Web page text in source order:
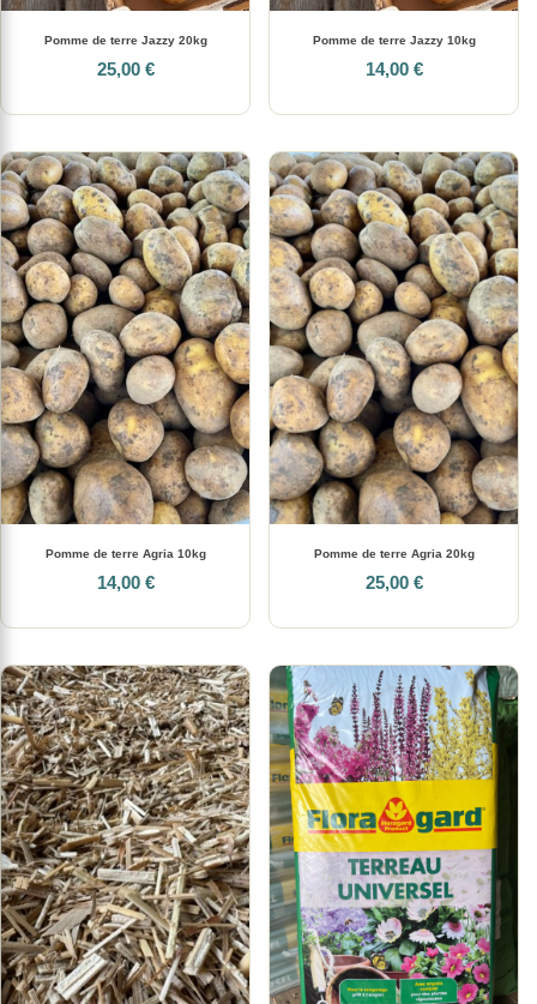
Pomme de terre Jazzy 20kg
25,00 €
Pomme de terre Jazzy 10kg
14,00 €
Pomme de terre Agria 10kg
14,00 €
Pomme de terre Agria 20kg
25,00 €